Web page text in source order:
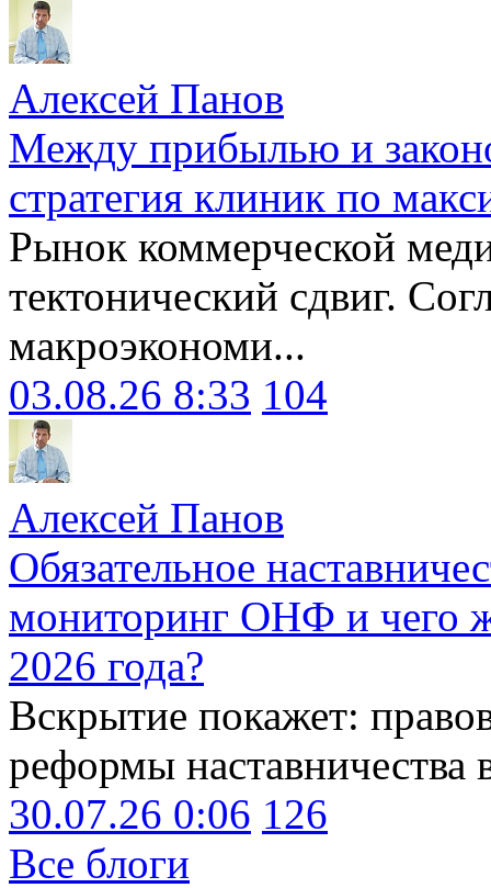
Алексей Панов
Между прибылью и
стратегия клиник по
Рынок коммерческой
тектонический сдвиг.
макроэкономи...
03.08.26 8:33 104
Алексей Панов
Обязательное
мониторинг ОНФ и чего
2026 года?
Вскрытие покажет:
реформы наставничества
30.07.26 0:06 126
Все блоги